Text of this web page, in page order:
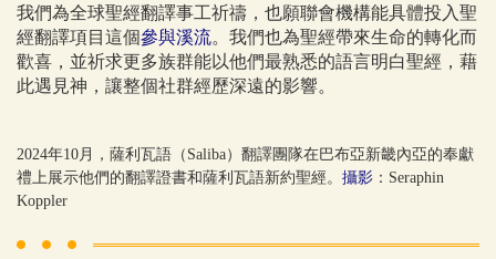
我們為全球聖經翻譯事工祈禱，也願聯會機構能具體投入聖
經翻譯項目這個參與溪流。我們也為聖經帶來生命的轉化而
歡喜，並祈求更多族群能以他們最熟悉的語言明白聖經，藉
此遇見神，讓整個社群經歷深遠的影響。
2024年10月，薩利瓦語（Saliba）翻譯團隊在巴布亞新畿內亞的奉獻
禮上展示他們的翻譯證書和薩利瓦語新約聖經。 攝影 ：Seraphin
Koppler